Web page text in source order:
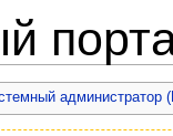
администратор